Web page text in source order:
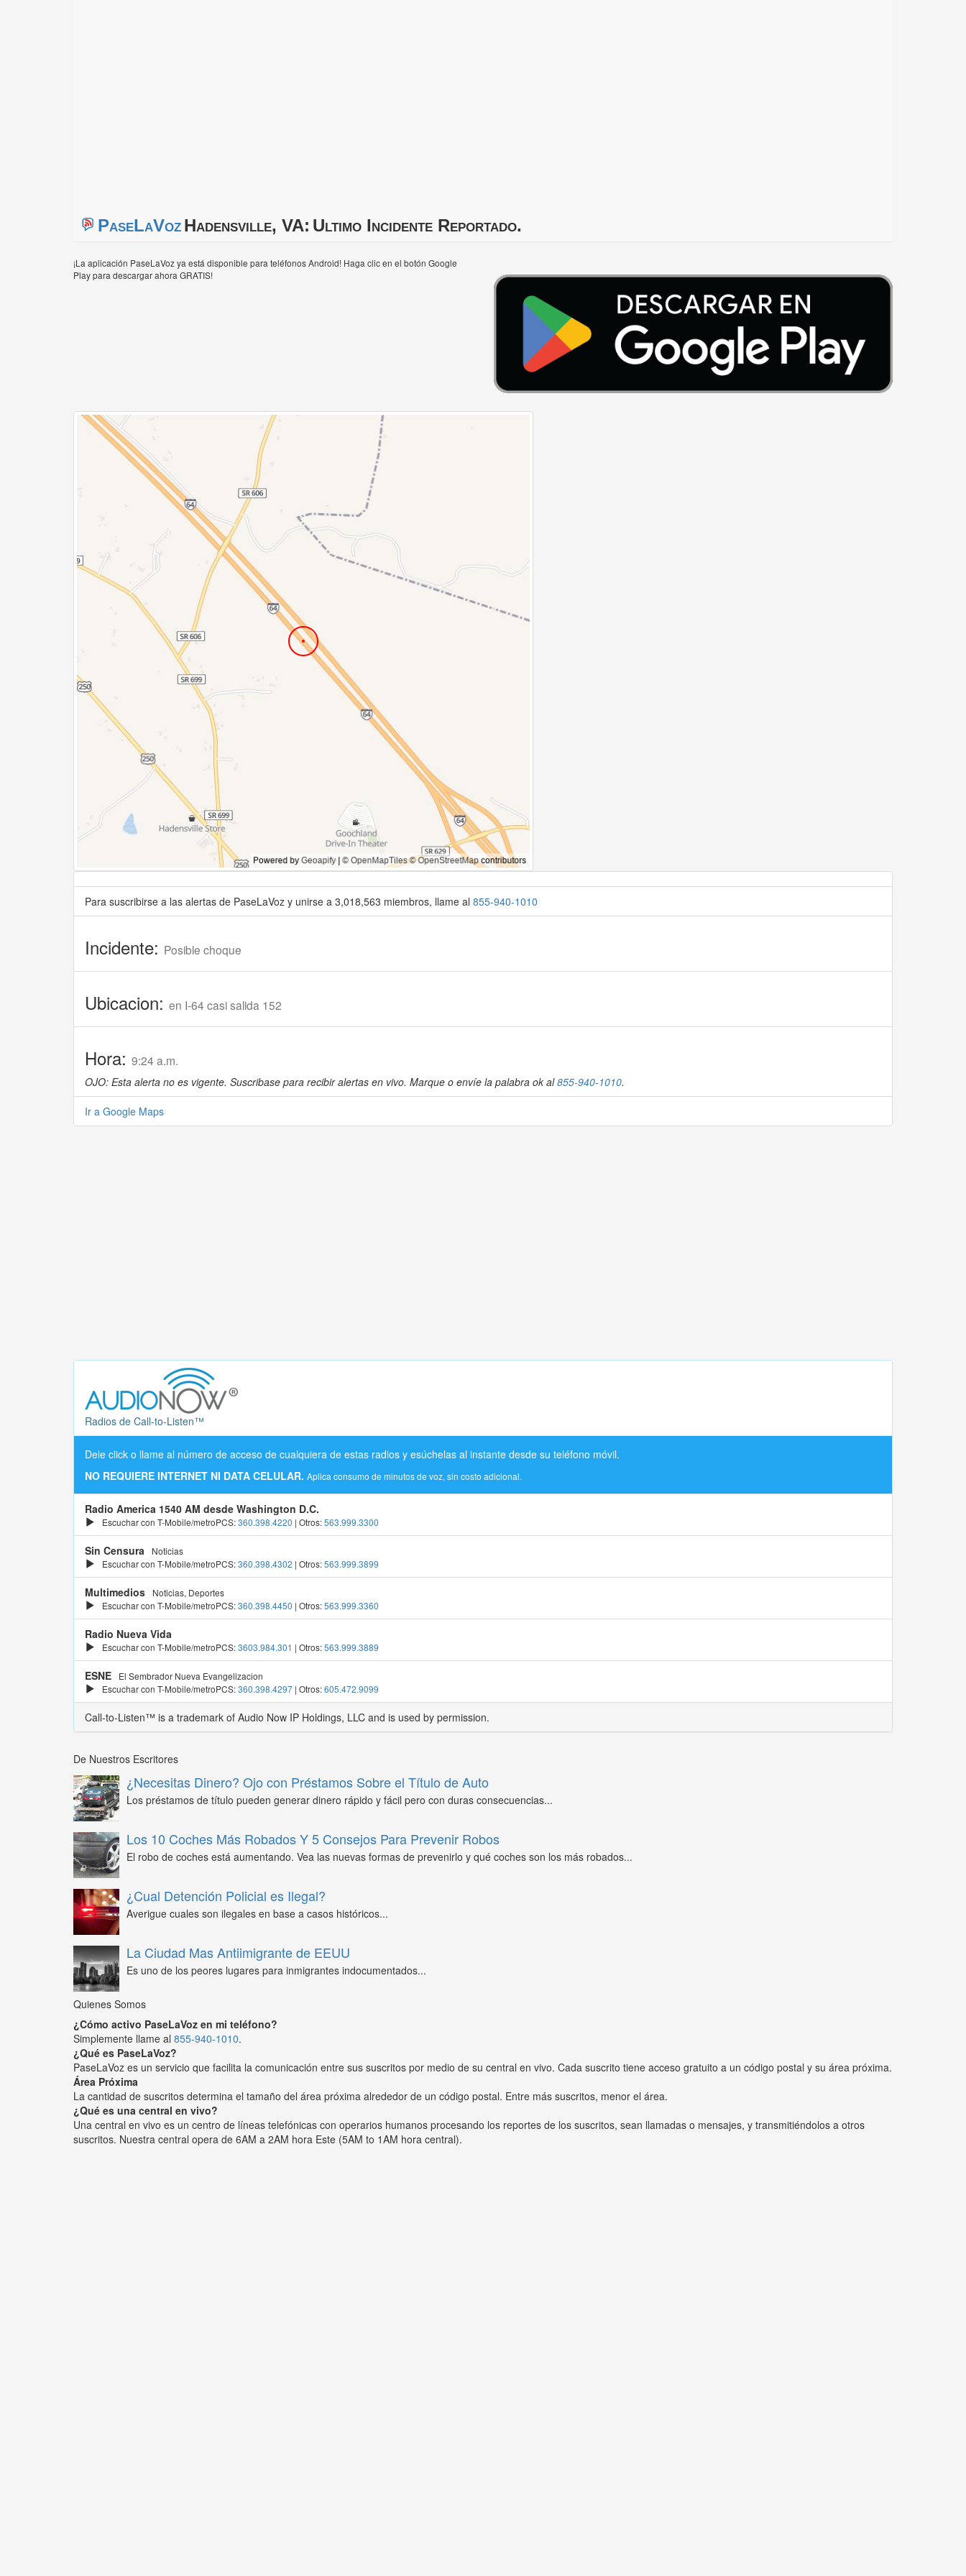
PaseLaVozHadensville, VA: Ultimo Incidente Reportado.
¡La aplicación PaseLaVoz ya está disponible para teléfonos Android! Haga clic en el botón Google
Play para descargar ahora GRATIS!
Para suscribirse a las alertas de PaseLaVoz y unirse a 3,018,563 miembros, llame al 855-940-1010
Incidente: Posible choque
Ubicacion: en I-64 casi salida 152
Hora: 9:24 a.m.
OJO: Esta alerta no es vigente. Suscribase para recibir alertas en vivo. Marque o envíe la palabra ok al855-940-1010.
Ir a Google Maps
Radios de Call-to-Listen™
Dele click o llame al número de acceso de cualquiera de estas radios y esúchelas al instante desde su teléfono móvil.
NO REQUIERE INTERNET NI DATA CELULAR. Aplica consumo de minutos de voz, sin costo adicional.
Radio America 1540 AM desde Washington D.C.
Escuchar con T-Mobile/metroPCS:360.398.4220 | Otros:563.999.3300
Sin Censura
Noticias
Escuchar con T-Mobile/metroPCS:360.398.4302 | Otros:563.999.3899
Multimedios
Noticias, Deportes
Escuchar con T-Mobile/metroPCS:360.398.4450 | Otros:563.999.3360
Radio Nueva Vida
Escuchar con T-Mobile/metroPCS:3603.984.301 | Otros:563.999.3889
ESNE
El Sembrador Nueva Evangelizacion
Escuchar con T-Mobile/metroPCS:360.398.4297 | Otros:605.472.9099
Call-to-Listen™ is a trademark of Audio Now IP Holdings, LLC and is used by permission.
De Nuestros Escritores
¿Necesitas Dinero? Ojo con Préstamos Sobre el Título de Auto
Los préstamos de título pueden generar dinero rápido y fácil pero con duras consecuencias...
Los 10 Coches Más Robados Y 5 Consejos Para Prevenir Robos
El robo de coches está aumentando. Vea las nuevas formas de prevenirlo y qué coches son los más robados...
¿Cual Detención Policial es Ilegal?
Averigue cuales son ilegales en base a casos históricos...
La Ciudad Mas Antiimigrante de EEUU
Es uno de los peores lugares para inmigrantes indocumentados...
Quienes Somos
¿Cómo activo PaseLaVoz en mi teléfono?
Simplemente llame al 855-940-1010.
¿Qué es PaseLaVoz?
PaseLaVoz es un servicio que facilita la comunicación entre sus suscritos por medio de su central en vivo. Cada suscrito tiene acceso gratuito a un código postal y su área próxima.
Área Próxima
La cantidad de suscritos determina el tamaño del área próxima alrededor de un código postal. Entre más suscritos, menor el área.
¿Qué es una central en vivo?
Una central en vivo es un centro de líneas telefónicas con operarios humanos procesando los reportes de los suscritos, sean llamadas o mensajes, y transmitiéndolos a otros
suscritos. Nuestra central opera de 6AM a 2AM hora Este (5AM to 1AM hora central).